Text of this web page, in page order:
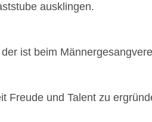
ausklingen.
ist beim
Freude und Talent zu